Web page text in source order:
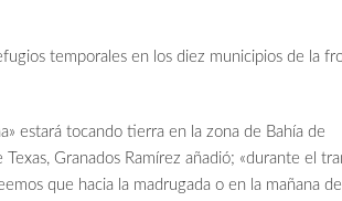
temporales en los diez municipios de la
estará tocando tierra en la zona de Bahía de
Granados Ramírez añadió; «durante el
que hacia la madrugada o en la mañana